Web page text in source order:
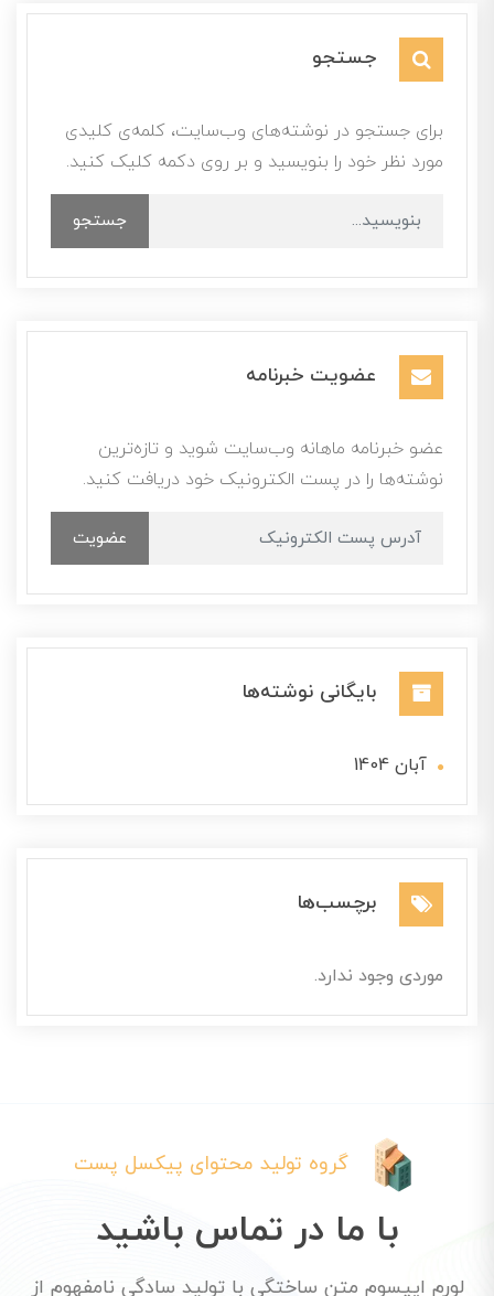
جستجو
برای جستجو در نوشته‌های وب‌سایت، کلمه‌ی کلیدی
مورد نظر خود را بنویسید و بر روی دکمه کلیک کنید.
جستجو
عضویت خبرنامه
عضو خبرنامه ماهانه وب‌سایت شوید و تازه‌ترین
نوشته‌ها را در پست الکترونیک خود دریافت کنید.
عضویت
بایگانی نوشته‌ها
آبان 1404
برچسب‌ها
موردی وجود ندارد.
گروه تولید محتوای پیکسل پست
با ما در تماس باشید
لورم ایپسوم متن ساختگی با تولید سادگی نامفهوم از